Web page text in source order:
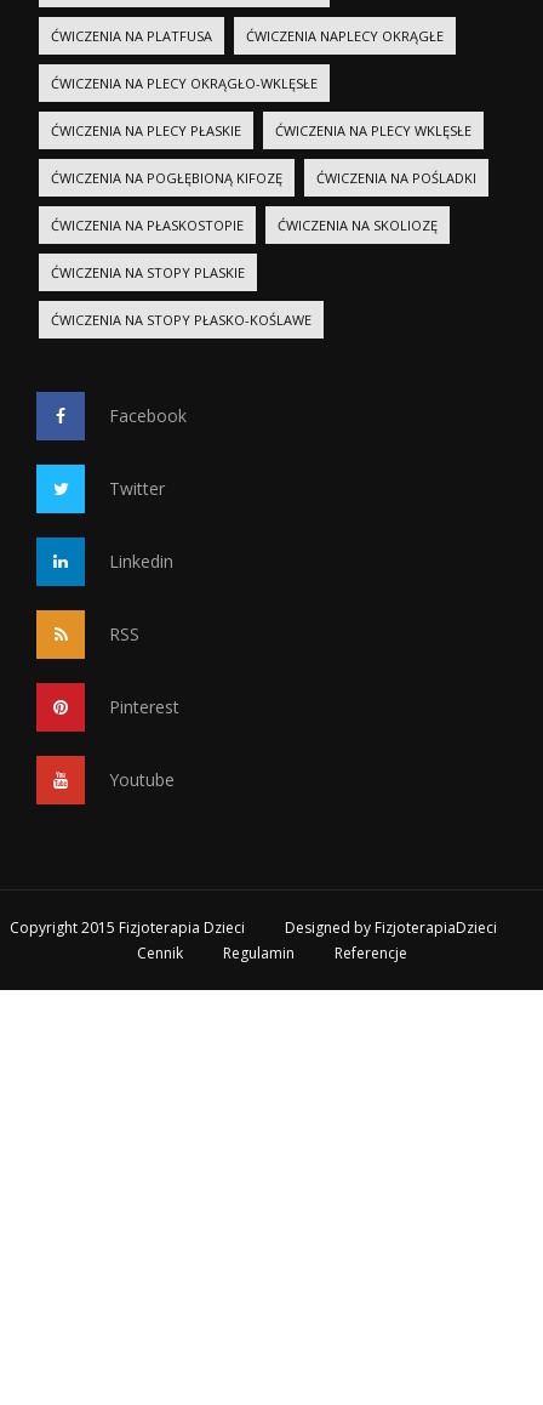
ĆWICZENIA NA PLATFUSA ĆWICZENIA NAPLECY OKRĄGŁE
ĆWICZENIA NA PLECY OKRĄGŁO-WKLĘSŁE
ĆWICZENIA NA PLECY PŁASKIE ĆWICZENIA NA PLECY WKLĘSŁE
ĆWICZENIA NA POGŁĘBIONĄ KIFOZĘ ĆWICZENIA NA POŚLADKI
ĆWICZENIA NA PŁASKOSTOPIE ĆWICZENIA NA SKOLIOZĘ
ĆWICZENIA NA STOPY PLASKIE
ĆWICZENIA NA STOPY PŁASKO-KOŚLAWE
Facebook
Twitter
Linkedin
RSS
Pinterest
Youtube
Copyright 2015 Fizjoterapia Dzieci Designed by FizjoterapiaDzieci
Cennik
Regulamin Referencje